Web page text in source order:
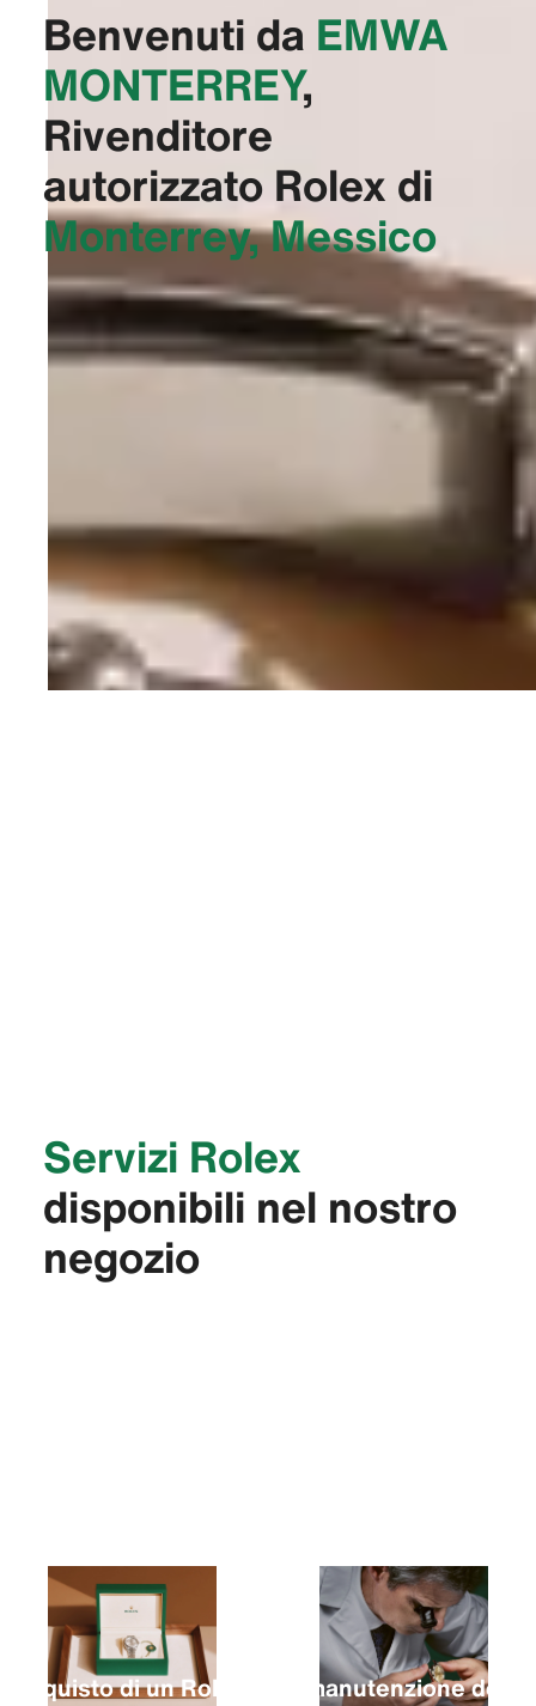
Benvenuti da ‭EMWA
MONTERREY‬,
Rivenditore
autorizzato Rolex di
Monterrey, Messico
Servizi Rolex
disponibili nel nostro
negozio
L’acquisto di un Rolex
La manutenzione del